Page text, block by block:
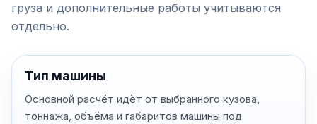
груза и дополнительные работы учитываются
отдельно.
Тип машины
Основной расчёт идёт от выбранного кузова,
тоннажа, объёма и габаритов машины под